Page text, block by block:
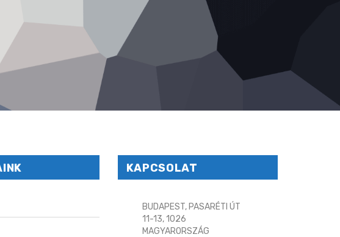
KAPCSOLAT
BUDAPEST, PASARÉTI ÚT
11-13, 1026
MAGYARORSZÁG